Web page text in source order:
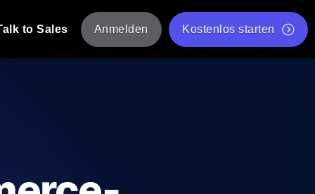
API-Statusprüfer
to Sales Anmelden Kostenlos starten